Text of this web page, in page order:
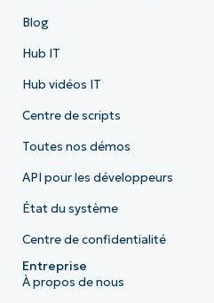
Blog
Hub IT
Hub vidéos IT
Centre de scripts
Toutes nos démos
API pour les développeurs
État du système
Centre de confidentialité
Entreprise
À propos de nous